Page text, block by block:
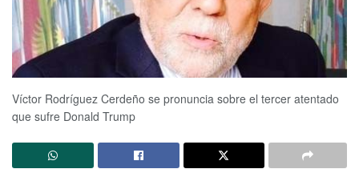
Víctor Rodríguez Cerdeño se pronuncia sobre el tercer atentado
que sufre Donald Trump